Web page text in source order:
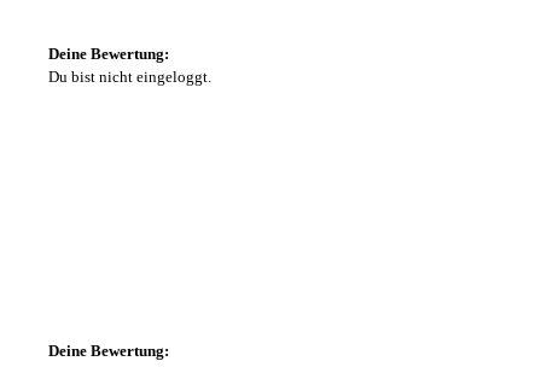
Deine Bewertung:
Du bist nicht eingeloggt.
Deine Bewertung: